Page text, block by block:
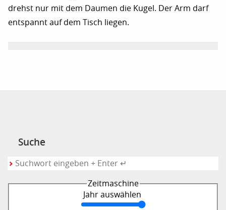
drehst nur mit dem Daumen die Kugel. Der Arm darf
entspannt auf dem Tisch liegen.
Suche
Zeitmaschine
Jahr auswählen